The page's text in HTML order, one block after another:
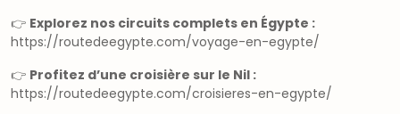
👉 Explorez nos circuits complets en Égypte :
https://routedeegypte.com/voyage-en-egypte/
👉 Profitez d’une croisière sur le Nil :
https://routedeegypte.com/croisieres-en-egypte/